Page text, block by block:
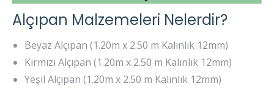
Alçıpan Malzemeleri Nelerdir?
Beyaz Alçıpan (1.20m x 2.50 m Kalınlık 12mm)
Kırmızı Alçıpan (1.20m x 2.50 m Kalınlık 12mm)
Yeşil Alçıpan (1.20m x 2.50 m Kalınlık 12mm)